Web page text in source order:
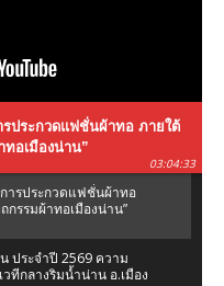
ประกวดแฟชั่นผ้าทอ ภายใต้
อเมืองน่าน”
03:04:33
ารประกวดแฟชั่นผ้าทอ
รรมผ้าทอเมืองน่าน”
ประจำปี 2569 ความ
ทีกลางริมน้ำน่าน อ.เมือง